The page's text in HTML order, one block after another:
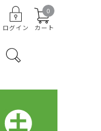
ログイン
0
カート